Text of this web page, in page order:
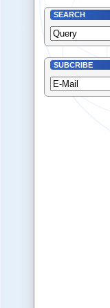
SEARCH
SUBCRIBE